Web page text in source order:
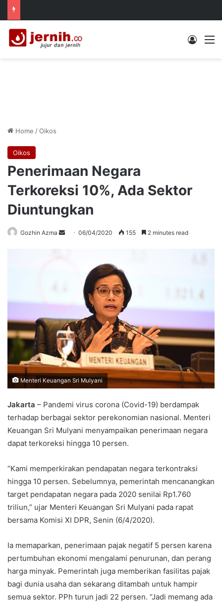
Log In
Home /Oikos
Oikos
Penerimaan Negara
Terkoreksi 10%, Ada Sektor
Diuntungkan
Gozhin Azma
Send06/04/2020 155 2 minutes read
Menteri Keuangan Sri Mulyani
Jakarta – Pandemi virus corona (Covid-19) berdampak
terhadap berbagai sektor perekonomian nasional. Menteri
Keuangan Sri Mulyani menyampaikan penerimaan negara
dapat terkoreksi hingga 10 persen.
“Kami memperkirakan pendapatan negara terkontraksi
hingga 10 persen. Sebelumnya, pemerintah mencanangkan
target pendapatan negara pada 2020 senilai Rp1.760
triliun,” ujar Menteri Keuangan Sri Mulyani pada rapat
bersama Komisi XI DPR, Senin (6/4/2020).
Ia memaparkan, penerimaan pajak negatif 5 persen karena
pertumbuhan ekonomi mengalami penurunan, dan perang
harga minyak. Pemerintah juga memberikan fasilitas pajak
bagi dunia usaha dan sekarang ditambah untuk hampir
semua sektor. PPh turun jadi 22 persen. “Jadi memang ada